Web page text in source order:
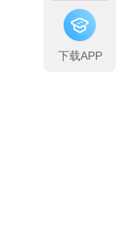
下载APP